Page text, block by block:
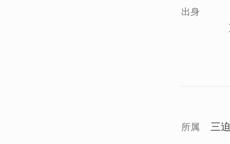
出身
所属 三